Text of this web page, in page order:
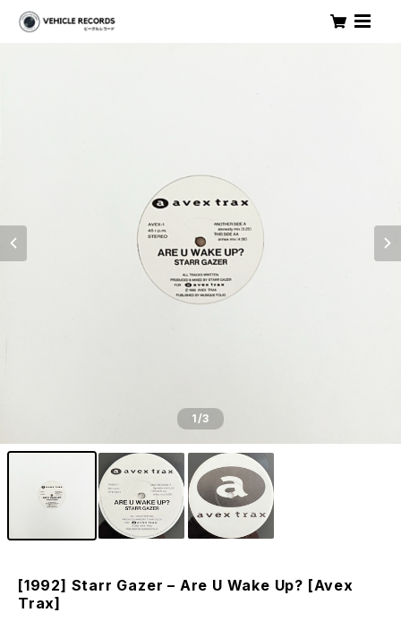
1/3
[1992] Starr Gazer – Are U Wake Up? [Avex
Trax]